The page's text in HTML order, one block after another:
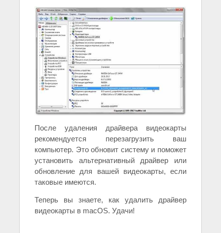
После удаления драйвера видеокарты
рекомендуется перезагрузить ваш
компьютер. Это обновит систему и поможет
установить альтернативный драйвер или
обновление для вашей видеокарты, если
таковые имеются.
Теперь вы знаете, как удалить драйвер
видеокарты в macOS. Удачи!